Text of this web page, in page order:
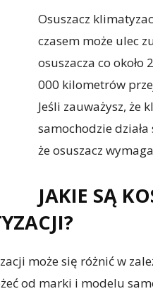
Osuszacz
czasem może ulec
osuszacza co
000 kilometrów
Jeśli zauważysz, że
samochodzie działa
że osuszacz
JAKIE SĄ
może się różnić w
od marki i modelu